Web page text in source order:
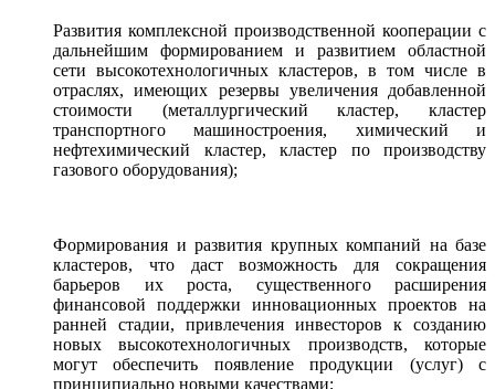
Развития комплексной производственной кооперации с
дальнейшим формированием и развитием областной
сети высокотехнологичных кластеров, в том числе в
отраслях, имеющих резервы увеличения добавленной
стоимости (металлургический кластер, кластер
транспортного машиностроения, химический и
нефтехимический кластер, кластер по производству
газового оборудования);
Формирования и развития крупных компаний на базе
кластеров, что даст возможность для сокращения
барьеров их роста, существенного расширения
финансовой поддержки инновационных проектов на
ранней стадии, привлечения инвесторов к созданию
новых высокотехнологичных производств, которые
могут обеспечить появление продукции (услуг) с
принципиально новыми качествами;